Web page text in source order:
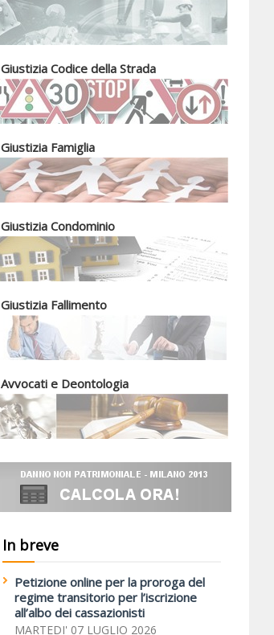
Giustizia Codice della Strada
Giustizia Famiglia
Giustizia Condominio
Giustizia Fallimento
Avvocati e Deontologia
In breve
Petizione online per la proroga del
regime transitorio per l’iscrizione
all’albo dei cassazionisti
MARTEDI' 07 LUGLIO 2026